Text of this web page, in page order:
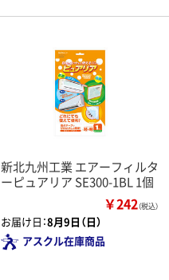
新北九州工業 エアーフィルタ
ーピュアリア SE300-1BL 1個
￥242（税込）
お届け日：8月9日（日）
アスクル在庫商品